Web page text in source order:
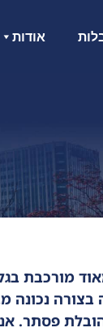
אודות
מורכבת
נכונה